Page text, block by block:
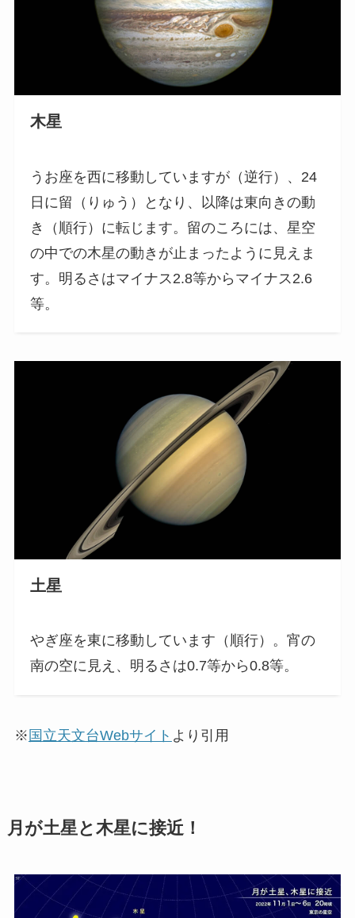
木星
うお座を西に移動していますが（逆行）、24
日に留（りゅう）となり、以降は東向きの動
き（順行）に転じます。留のころには、星空
の中での木星の動きが止まったように見えま
す。明るさはマイナス2.8等からマイナス2.6
等。
土星
やぎ座を東に移動しています（順行）。宵の
南の空に見え、明るさは0.7等から0.8等。
※ 国立天文台Webサイト より引用
月が土星と木星に接近！